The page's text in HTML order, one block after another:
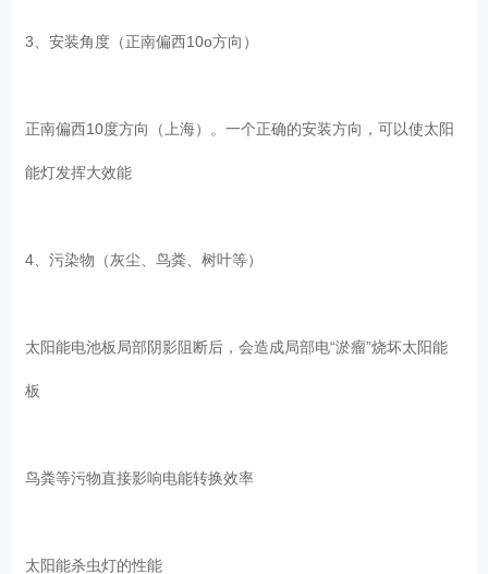
3、安装角度（正南偏西10o方向）
正南偏西10度方向（上海）。一个正确的安装方向，可以使太阳
能灯发挥大效能
4、污染物（灰尘、鸟粪、树叶等）
太阳能电池板局部阴影阻断后，会造成局部电“淤瘤”烧坏太阳能
板
鸟粪等污物直接影响电能转换效率
太阳能杀虫灯的性能